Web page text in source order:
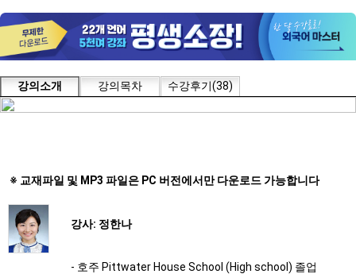
강의소개 강의목차 수강후기(38)
※ 교재파일 및 MP3 파일은 PC 버전에서만 다운로드 가능합니다
강사: 정한나
- 호주 Pittwater House School (High school) 졸업